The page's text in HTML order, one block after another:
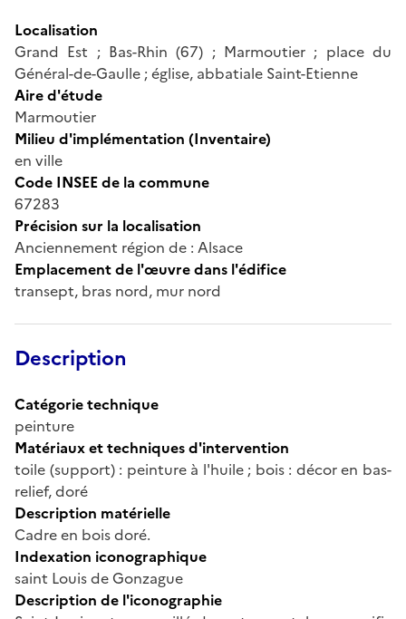
Localisation
Grand Est ; Bas-Rhin (67) ; Marmoutier ; place du
Général-de-Gaulle ; église, abbatiale Saint-Etienne
Aire d'étude
Marmoutier
Milieu d'implémentation (Inventaire)
en ville
Code INSEE de la commune
67283
Précision sur la localisation
Anciennement région de : Alsace
Emplacement de l'œuvre dans l'édifice
transept, bras nord, mur nord
Description
Catégorie technique
peinture
Matériaux et techniques d'intervention
toile (support) : peinture à l'huile ; bois : décor en bas-
relief, doré
Description matérielle
Cadre en bois doré.
Indexation iconographique
saint Louis de Gonzague
Description de l'iconographie